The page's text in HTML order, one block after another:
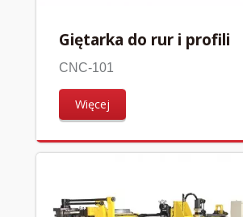
Giętarka do rur i profili
CNC-101
Więcej